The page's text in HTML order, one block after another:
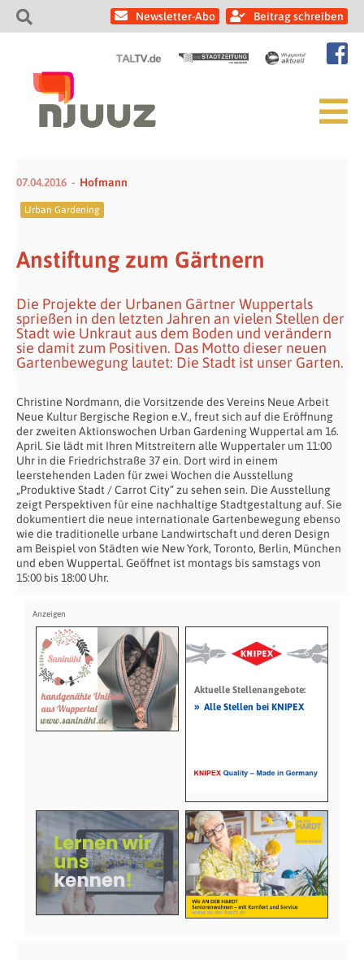
Newsletter-Abo Beitrag schreiben
07.04.2016 Hofmann
Urban Gardening
Anstiftung zum Gärtnern
Die Projekte der Urbanen Gärtner Wuppertals
sprießen in den letzten Jahren an vielen Stellen der
Stadt wie Unkraut aus dem Boden und verändern
sie damit zum Positiven. Das Motto dieser neuen
Gartenbewegung lautet: Die Stadt ist unser Garten.
Christine Nordmann, die Vorsitzende des Vereins Neue Arbeit
Neue Kultur Bergische Region e.V., freut sich auf die Eröffnung
der zweiten Aktionswochen Urban Gardening Wuppertal am 16.
April. Sie lädt mit Ihren Mitstreitern alle Wuppertaler um 11:00
Uhr in die Friedrichstraße 37 ein. Dort wird in einem
leerstehenden Laden für zwei Wochen die Ausstellung
„Produktive Stadt / Carrot City“ zu sehen sein. Die Ausstellung
zeigt Perspektiven für eine nachhaltige Stadtgestaltung auf. Sie
dokumentiert die neue internationale Gartenbewegung ebenso
wie die traditionelle urbane Landwirtschaft und deren Design
am Beispiel von Städten wie New York, Toronto, Berlin, München
und eben Wuppertal. Geöffnet ist montags bis samstags von
15:00 bis 18:00 Uhr.
Aktuelle Stellenangebote:
» Alle Stellen bei KNIPEX